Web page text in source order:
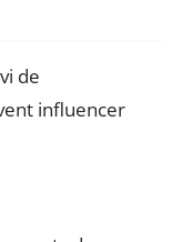
de
influencer